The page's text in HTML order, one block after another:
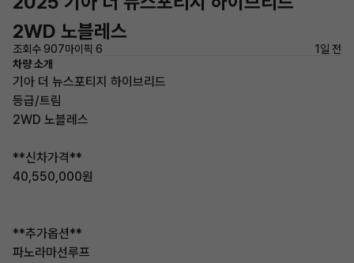
2WD 노블레스
조회수 907마이픽 6
1일 전
차량 소개
기아 더 뉴스포티지 하이브리드
등급/트림
2WD 노블레스
**신차가격**
40,550,000원
**추가옵션**
파노라마선루프